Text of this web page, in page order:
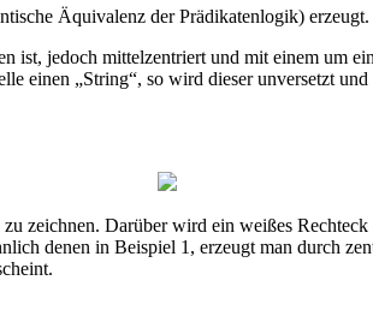
Äquivalenz der Prädikatenlogik) erzeugt.
ist, jedoch mittelzentriert und mit einem um
einen „String“, so wird dieser unversetzt
zeichnen. Darüber wird ein weißes
denen in Beispiel 1, erzeugt man durch